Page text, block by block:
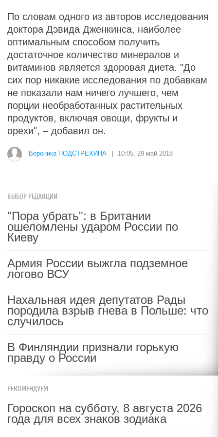
По словам одного из авторов исследования
доктора Дэвида Дженкинса, наиболее
оптимальным способом получить
достаточное количество минералов и
витаминов является здоровая диета. "До
сих пор никакие исследования по добавкам
не показали нам ничего лучшего, чем
порции необработанных растительных
продуктов, включая овощи, фрукты и
орехи", – добавил он.
Вероника ПОДСТРЕХИНА 10:05, 29 май 2018
ВЫБОР РЕДАКЦИИ
"Пора убрать": в Британии
ошеломлены ударом России по
Киеву
Армия России выжгла подземное
логово ВСУ
Нахальная идея депутатов Рады
породила взрыв гнева в Польше: что
случилось
В Финляндии признали горькую
правду о России
РЕКОМЕНДУЕМ
Гороскоп на субботу, 8 августа 2026
года для всех знаков зодиака